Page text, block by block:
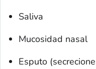
Saliva
Mucosidad nasal
Esputo